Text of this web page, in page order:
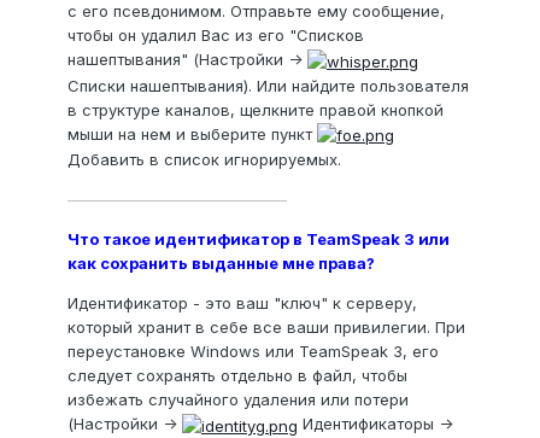
с его псевдонимом. Отправьте ему сообщение,
чтобы он удалил Вас из его "Списков
нашептывания" (Настройки ->
Списки нашептывания). Или найдите пользователя
в структуре каналов, щелкните правой кнопкой
мыши на нем и выберите пункт
Добавить в список игнорируемых.
——————————————
Что такое идентификатор в TeamSpeak 3 или
как сохранить выданные мне права?
Идентификатор - это ваш "ключ" к серверу,
который хранит в себе все ваши привилегии. При
переустановке Windows или TeamSpeak 3, его
следует сохранять отдельно в файл, чтобы
избежать случайного удаления или потери
(Настройки ->
Идентификаторы ->